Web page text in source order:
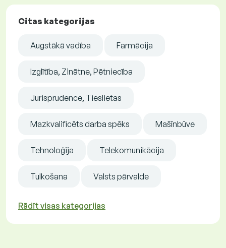
Citas kategorijas
Augstākā vadība Farmācija
Izglītība, Zinātne, Pētniecība
Jurisprudence, Tieslietas
Mazkvalificēts darba spēks Mašīnbūve
Tehnoloģija Telekomunikācija
Tulkošana Valsts pārvalde
Rādīt visas kategorijas